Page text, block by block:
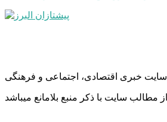
سایت خبری اقتصادی، اجتماعی و فرهنگی